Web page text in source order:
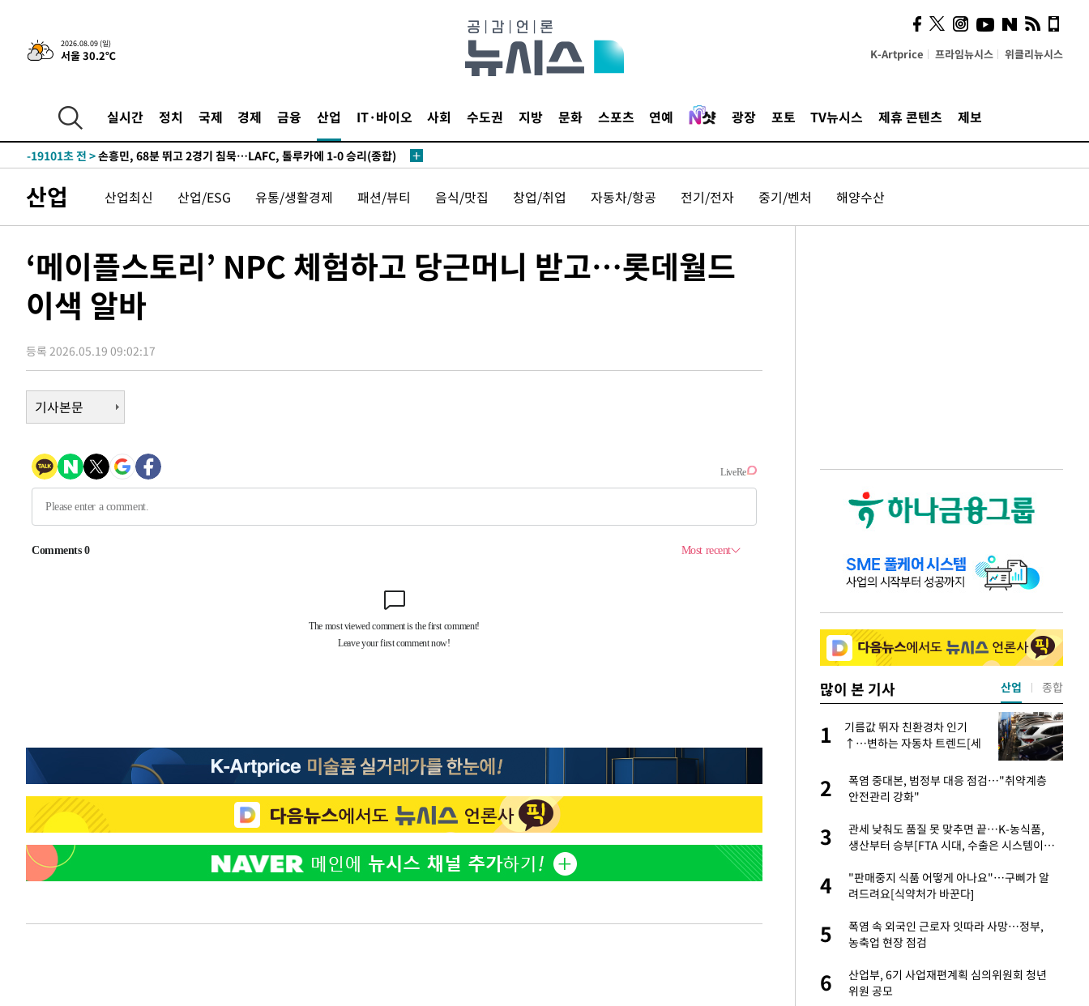
2026.08.09 (일)
서울 30.2℃ K-Artprice 프라임뉴시스 위클리뉴시스
실시간 정치 국제 경제 금융 산업 IT·바이오 사회 수도권 지방 문화 스포츠 연예 광장 포토 TV뉴시스 제휴 콘텐츠 제보
2시간 전 >“美 이란전 무기 소진…북한과 분쟁시 주한 미군 취약해질 수 있어”
-31167초 전 >"일본축구협회, 대한축구협회 성 접대 의혹 심판 조사"
-19174초 전 >
"얼마나 더웠으면"…안동 물길공원서 헤엄친 구렁이 '소동'
-19101초 전 >
-18373초 전 >'2경기 연속 침묵' 손흥민, 톨루카전 68분만 뛰고 슈팅 0개
-4007초 전 >
'여긴 20도, 저긴 50도'…열화상 카메라로 본 폭염 저감시설 '온도
-3478초 전 >콜롬비아 신임 우파 대통령 취임 하루만에 차량폭탄 폭발 사건
1시간 전 >이군이 불법 군시설 건설한 레바논 남부에서 레바논군 3명 폭발로 부상
2시간 전 >[속보]美중부 사령관, 이스라엘 긴급방문 다중화된 전선 상황 논의
2시간 전 >美 국방부, 켄달 전 공군장관 보안허가 취소…“에어포스원 기밀정보, 언
2시간 전 >“美 이란전 무기 소진…북한과 분쟁시 주한 미군 취약해질 수 있어”
-23809초 전 >
[속보]장은수, KLPGA 제주삼다수 역전 우승…데뷔 10년 차에 첫
정상
-19174초 전 >"얼마나 더웠으면"…안동 물길공원서 헤엄친 구렁이 '소동'
-19101초 전 >손흥민, 68분 뛰고 2경기 침묵…LAFC, 톨루카에 1-0 승리(종합)
-18373초 전 >'2경기 연속 침묵' 손흥민, 톨루카전 68분만 뛰고 슈팅 0개
이군이 불법 군시설 건설한 레바논 남부에서 레바논군 3명 폭발로 부상
美 국방부, 켄달 전 공군장관 보안허가 취소…“에어포스원 기밀정보, 언
산업 산업최신 산업/ESG 유통/생활경제 패션/뷰티 음식/맛집 창업/취업 자동차/항공 전기/전자 중기/벤처 해양수산
‘메이플스토리’ NPC 체험하고 당근머니 받고…롯데월드
이색 알바
등록 2026.05.19 09:02:17
기사본문
많이 본 기사
2
손떨림 건강이상설 한승연…"목디스크 심해
치료 중"
3
한정수 "황정민 선배만 피해…떳떳하면 신분
공개하라"
4
기름값 뛰자 친환경차 인기↑…변하는 자동
5
[속보]美중부 사령관, 이스라엘 긴급방문 다
1
기름값 뛰자 친환경차 인기
↑…변하는 자동차 트렌드[세
2
폭염 중대본, 범정부 대응 점검…"취약계층
안전관리 강화"
3
관세 낮춰도 품질 못 맞추면 끝…K-농식품,
생산부터 승부[FTA 시대, 수출은 시스템이다
4
"판매중지 식품 어떻게 아나요"…구삐가 알
려드려요[식약처가 바꾼다]
5
폭염 속 외국인 근로자 잇따라 사망…정부,
농축업 현장 점검
6
산업부, 6기 사업재편계획 심의위원회 청년
위원 공모
산업 종합